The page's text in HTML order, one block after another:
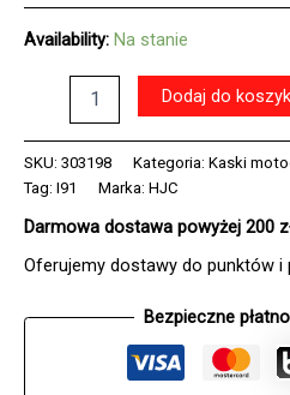
Availability: Na stanie
I91
CARST
Dodaj do
SKU: 303198 Kategoria: Kaski
Tag: I91 Marka: HJC
Darmowa dostawa powyżej 200
Oferujemy dostawy do punktów
Bezpieczne